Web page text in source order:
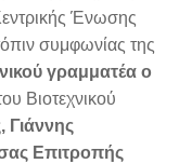
Ένωσης
συμφωνίας της
γραμματέα ο
Βιοτεχνικού
Επιτροπής